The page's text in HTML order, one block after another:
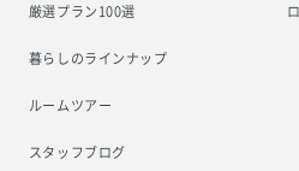
厳選プラン100選
暮らしのラインナップ
ルームツアー
スタッフブログ